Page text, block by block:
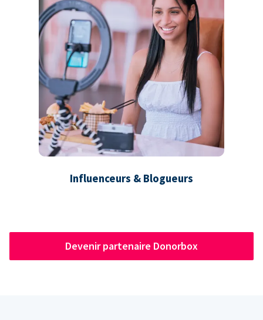
Influenceurs & Blogueurs
Devenir partenaire Donorbox